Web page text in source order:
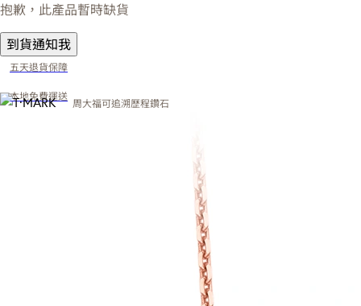
抱歉，此產品暫時缺貨
到貨通知我
五天退貨保障
本地免費運送
周大福可追溯歷程鑽石